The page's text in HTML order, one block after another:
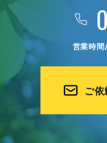
営業時
ご依